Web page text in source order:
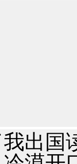
出国